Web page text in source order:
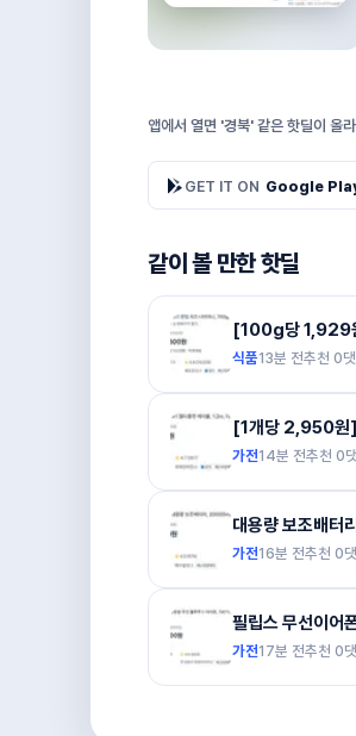
앱에서 열면 '경북' 같은 핫딜이 올
GET IT ON Google
같이 볼 만한 핫딜
[100g당 1,929
식품13분 전추천 0
[1개당 2,950원
가전14분 전추천 0
대용량 보조배
가전16분 전추천 0
필립스 무선이어
가전17분 전추천 0